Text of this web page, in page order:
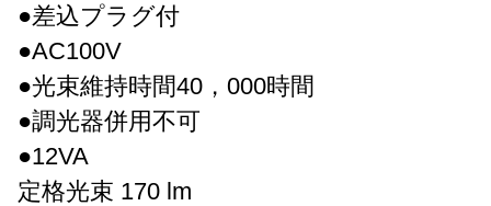
●差込プラグ付
●AC100V
●光束維持時間40，000時間
●調光器併用不可
●12VA
定格光束 170 lm